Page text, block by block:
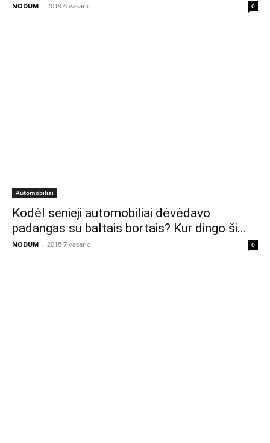
NODUM - 2019 6 vasario 0
Automobiliai
Kodėl senieji automobiliai dėvėdavo
padangas su baltais bortais? Kur dingo ši...
NODUM - 2018 7 vasario 0